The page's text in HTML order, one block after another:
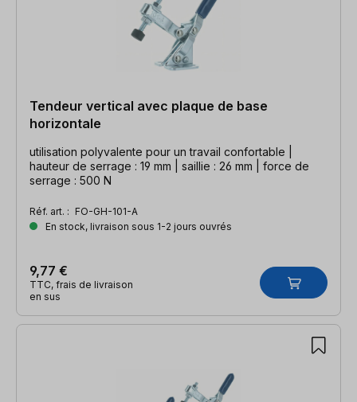
Tendeur vertical avec plaque de base
horizontale
utilisation polyvalente pour un travail confortable |
hauteur de serrage : 19 mm | saillie : 26 mm | force de
serrage : 500 N
Réf. art. : FO-GH-101-A
En stock, livraison sous 1-2 jours ouvrés
9,77 €
TTC, frais de livraison
en sus